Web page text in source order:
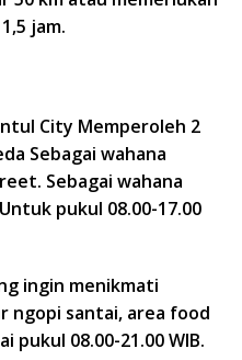
jam.
City Memperoleh 2
Sebagai wahana
Sebagai wahana
pukul 08.00-17.00
ingin menikmati
ngopi santai, area food
08.00-21.00 WIB.